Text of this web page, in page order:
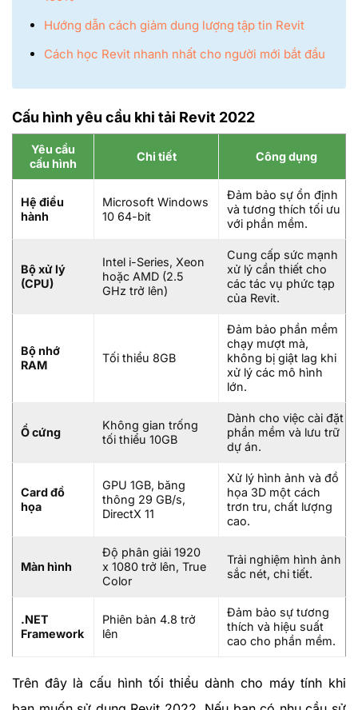
Hướng dẫn cách giảm dung lượng tập tin Revit
Cách học Revit nhanh nhất cho người mới bắt đầu
Cấu hình yêu cầu khi tải Revit 2022
Yêu cầu
cấu hình
Chi tiết Công dụng
Hệ điều
hành
Microsoft Windows
10 64-bit
Đảm bảo sự ổn định
và tương thích tối ưu
với phần mềm.
Bộ xử lý
(CPU)
Intel i-Series, Xeon
hoặc AMD (2.5
GHz trở lên)
Cung cấp sức mạnh
xử lý cần thiết cho
các tác vụ phức tạp
của Revit.
Bộ nhớ
RAM
Tối thiểu 8GB
Đảm bảo phần mềm
chạy mượt mà,
không bị giật lag khi
xử lý các mô hình
lớn.
Ổ cứng
Không gian trống
tối thiểu 10GB
Dành cho việc cài đặt
phần mềm và lưu trữ
dự án.
Card đồ
họa
GPU 1GB, băng
thông 29 GB/s,
DirectX 11
Xử lý hình ảnh và đồ
họa 3D một cách
trơn tru, chất lượng
cao.
Màn hình
Độ phân giải 1920
x 1080 trở lên, True
Color
Trải nghiệm hình ảnh
sắc nét, chi tiết.
.NET
Framework
Phiên bản 4.8 trở
lên
Đảm bảo sự tương
thích và hiệu suất
cao cho phần mềm.
Trên đây là cấu hình tối thiểu dành cho máy tính khi